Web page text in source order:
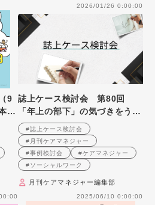
2026/01/26 0:00:00
9
誌上ケース検討会 第80回
「年上の部下」の気づきをうな
がすスーパービジョンの方法と
は （2007年1月号掲載）
#誌上ケース検討会
#月刊ケアマネジャー
#事例検討会
#ケアマネジャー
#ソーシャルワーク
月刊ケアマネジャー編集部
2025/06/10 0:00:00